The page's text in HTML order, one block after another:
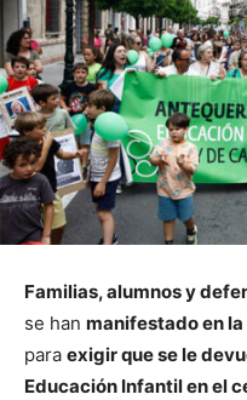
Familias, alumnos y
se han manifestado en
para exigir que se le
Educación Infantil en el